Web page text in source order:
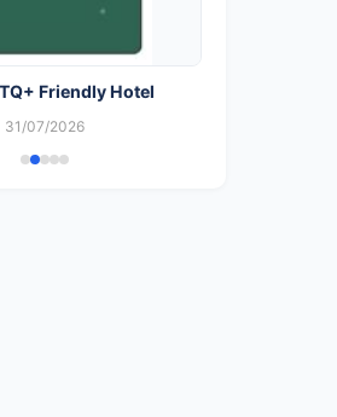
Friendly Hotel
31/07/2026